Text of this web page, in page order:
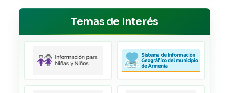
Temas de Interés